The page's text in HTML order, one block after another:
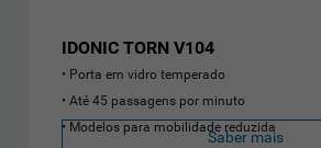
IDONIC TORN V104
Porta em vidro temperado
Até 45 passagens por minuto
Modelos para mobilidade reduzida
Saber mais